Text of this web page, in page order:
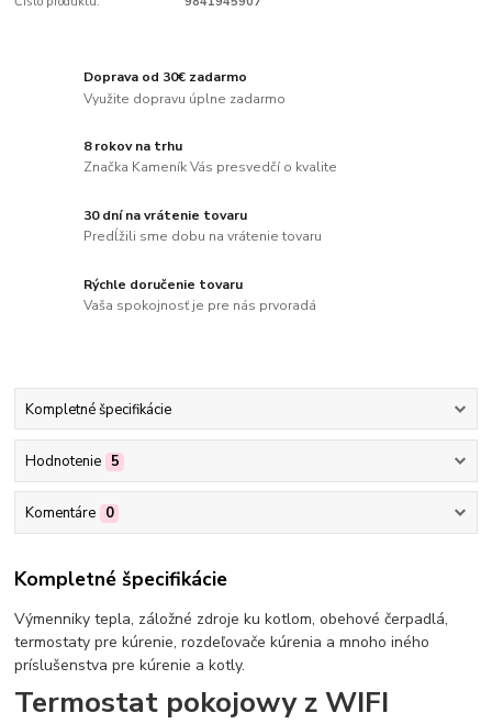
Doprava od 30€ zadarmo
Využite dopravu úplne zadarmo
8 rokov na trhu
Značka Kameník Vás presvedčí o kvalite
30 dní na vrátenie tovaru
Predĺžili sme dobu na vrátenie tovaru
Rýchle doručenie tovaru
Vaša spokojnosť je pre nás prvoradá
Kompletné špecifikácie
Hodnotenie 5
Komentáre 0
Kompletné špecifikácie
Výmenniky tepla, záložné zdroje ku kotlom, obehové čerpadlá,
termostaty pre kúrenie, rozdeľovače kúrenia a mnoho iného
príslušenstva pre kúrenie a kotly.
Termostat pokojowy z WIFI